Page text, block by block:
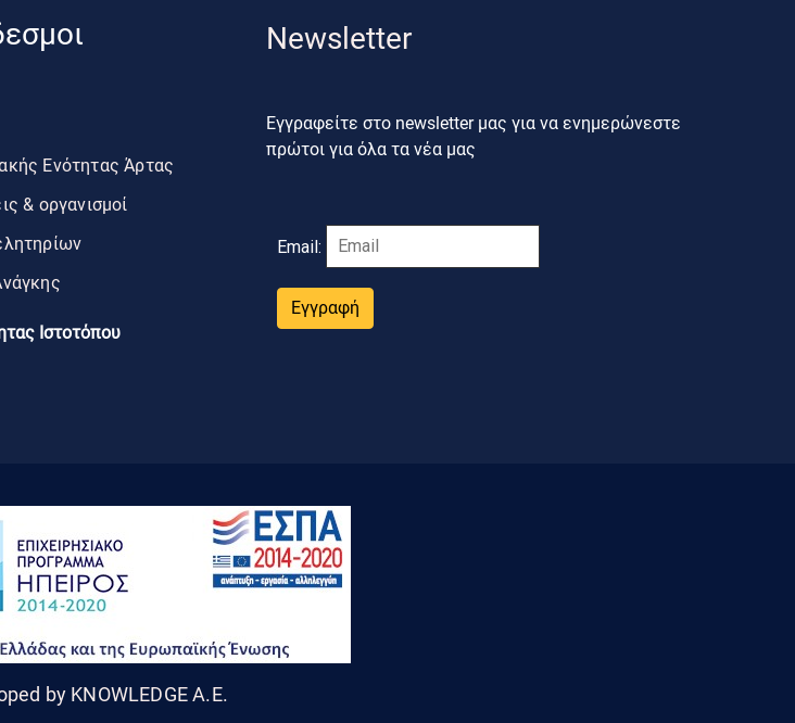
Ενότητας Άρτας
& οργανισμοί
Ιστοτόπου
Newsletter
Εγγραφείτε στο newsletter μας για να ενημερώνεστε
πρώτοι για όλα τα νέα μας
Email:
Εγγραφή
by KNOWLEDGE A.E.